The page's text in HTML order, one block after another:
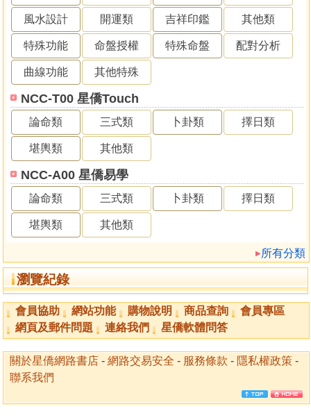
風水設計 開運類 吉祥印鑑 其他類
特殊功能 命盤授權 特殊命盤 配對分析
曲線功能 其他特殊
NCC-T00 星僑Touch
論命類 三式類 卜卦類 擇日類
堪輿類 其他類
NCC-A00 星僑易學
論命類 三式類 卜卦類 擇日類
堪輿類 其他類
所有分類
瀏覽紀錄
會員協助 網站功能 購物說明 商品查詢
會員專區
網頁及郵件問題
連絡我們 星僑軟體問答
關於星僑網路書店 - 網路交易安全 - 服務條款 - 隱私權政策 -
聯系我們